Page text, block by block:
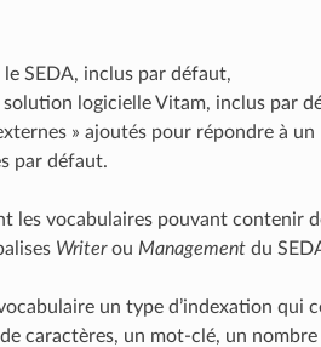
SEDA, inclus par défaut,
solution logicielle Vitam, inclus par
» ajoutés pour répondre à
par défaut.
les vocabulaires pouvant contenir
Writerou Managementdu
un type d’indexation
caractères, un mot-clé, un